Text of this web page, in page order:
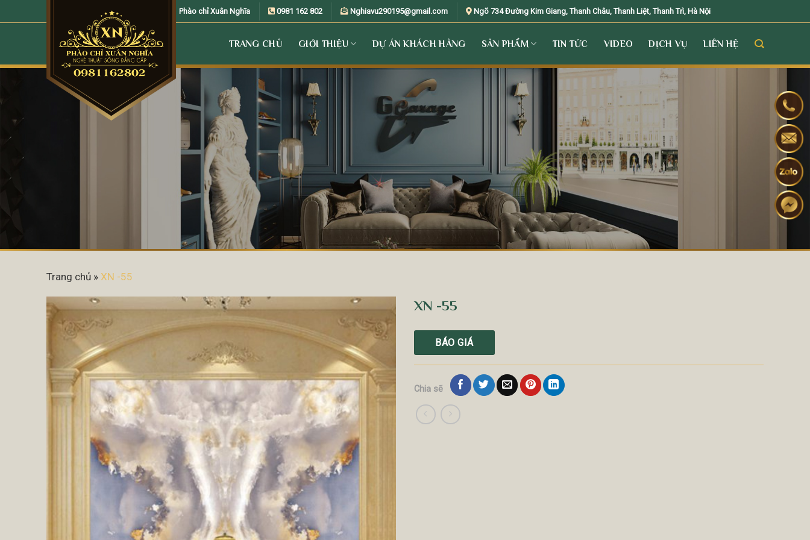
to
Phào chỉ Xuân Nghĩa 0981 162 802 Nghiavu290195@gmail.com Ngõ 734 Đường Kim Giang, Thanh Châu, Thanh Liệt, Thanh Trì, Hà Nội
TRANG CHỦ GIỚI THIỆU DỰ ÁN KHÁCH HÀNG SẢN PHẨM TIN TỨC VIDEO DỊCH VỤ LIÊN HỆ
Trang chủ » XN -55
XN -55
BÁO GIÁ
Chia sẽ